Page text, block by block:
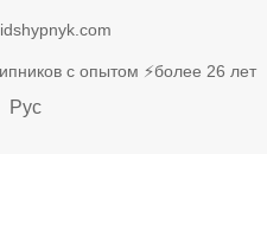
с опытом ⚡более 26 лет
Рус